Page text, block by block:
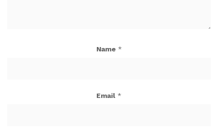
Name *
Email *